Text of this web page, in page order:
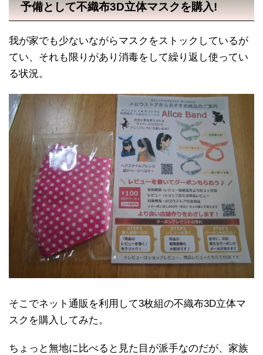
予備として不織布3D立体マスクを購入!
我が家でも少ないながらマスクをストックしているが
てい、それも限りがあり消毒をして繰り返し使ってい
る状況。
そこでネット通販を利用して3枚組の不織布3D立体マ
スクを購入してみた。
ちょっと無地に比べると見た目が派手なのだが、家族